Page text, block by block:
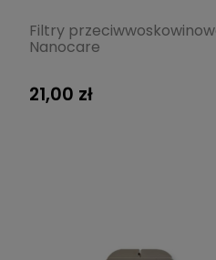
Filtry
Nanocare
21,00 zł